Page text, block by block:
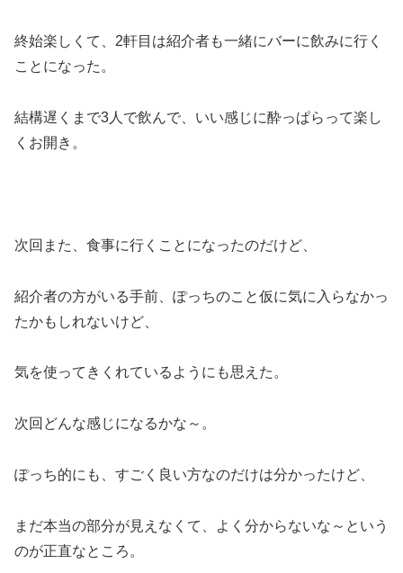
終始楽しくて、2軒目は紹介者も一緒にバーに飲みに行く
ことになった。
結構遅くまで3人で飲んで、いい感じに酔っぱらって楽し
くお開き。
次回また、食事に行くことになったのだけど、
紹介者の方がいる手前、ぽっちのこと仮に気に入らなかっ
たかもしれないけど、
気を使ってきくれているようにも思えた。
次回どんな感じになるかな～。
ぽっち的にも、すごく良い方なのだけは分かったけど、
まだ本当の部分が見えなくて、よく分からないな～という
のが正直なところ。